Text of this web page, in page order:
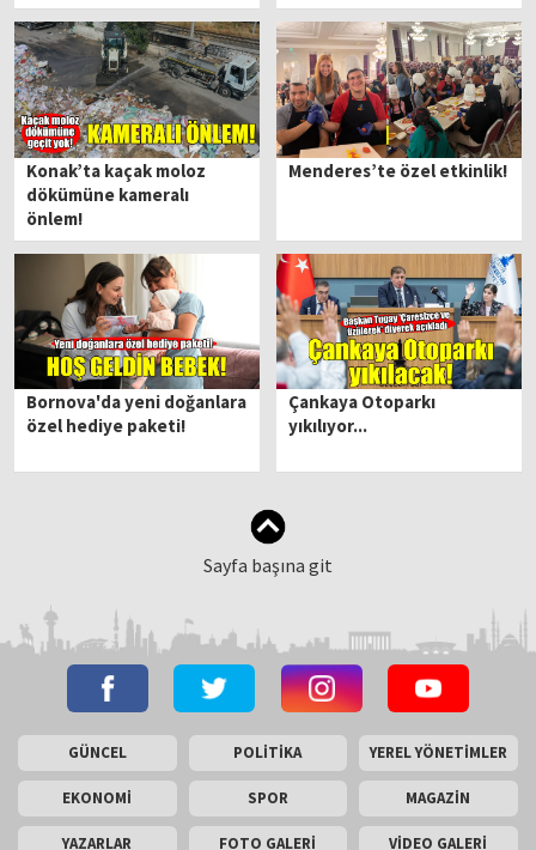
Konak’ta kaçak moloz
dökümüne kameralı
önlem!
Menderes’te özel etkinlik!
Bornova'da yeni doğanlara
özel hediye paketi!
Çankaya Otoparkı
yıkılıyor...
Sayfa başına git
GÜNCEL POLİTİKA YEREL YÖNETİMLER
EKONOMİ SPOR MAGAZİN
YAZARLAR FOTO GALERİ VİDEO GALERİ